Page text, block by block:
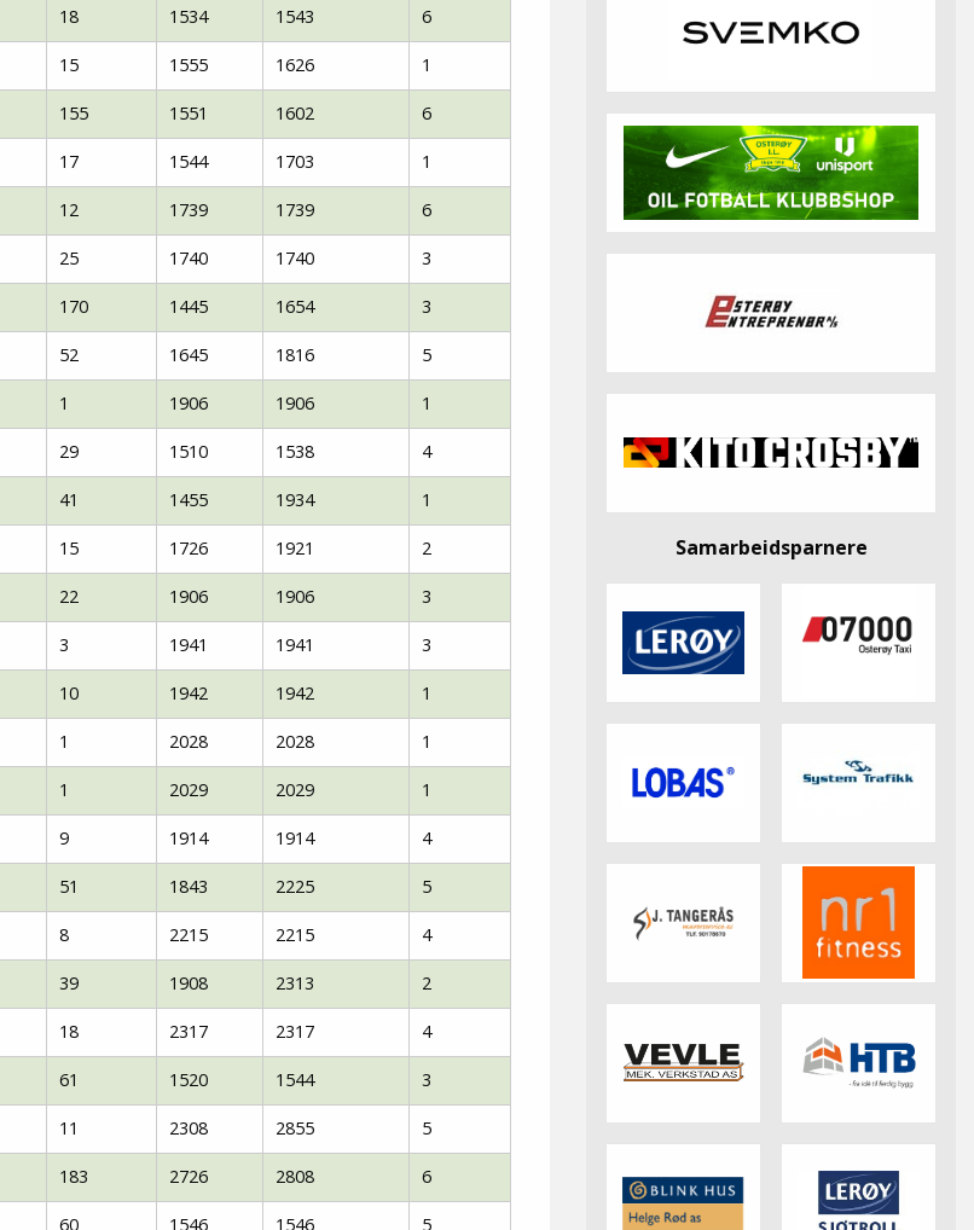
18 1534 1543 6
15 1555 1626 1
155 1551 1602 6
17 1544 1703 1
12 1739 1739 6
25 1740 1740 3
170 1445 1654 3
52 1645 1816 5
1 1906 1906 1
29 1510 1538 4
41 1455 1934 1
15 1726 1921 2
22 1906 1906 3
3 1941 1941 3
10 1942 1942 1
1 2028 2028 1
1 2029 2029 1
9 1914 1914 4
51 1843 2225 5
8 2215 2215 4
39 1908 2313 2
18 2317 2317 4
61 1520 1544 3
11 2308 2855 5
183 2726 2808 6
60 1546 1546 5
Samarbeidsparnere